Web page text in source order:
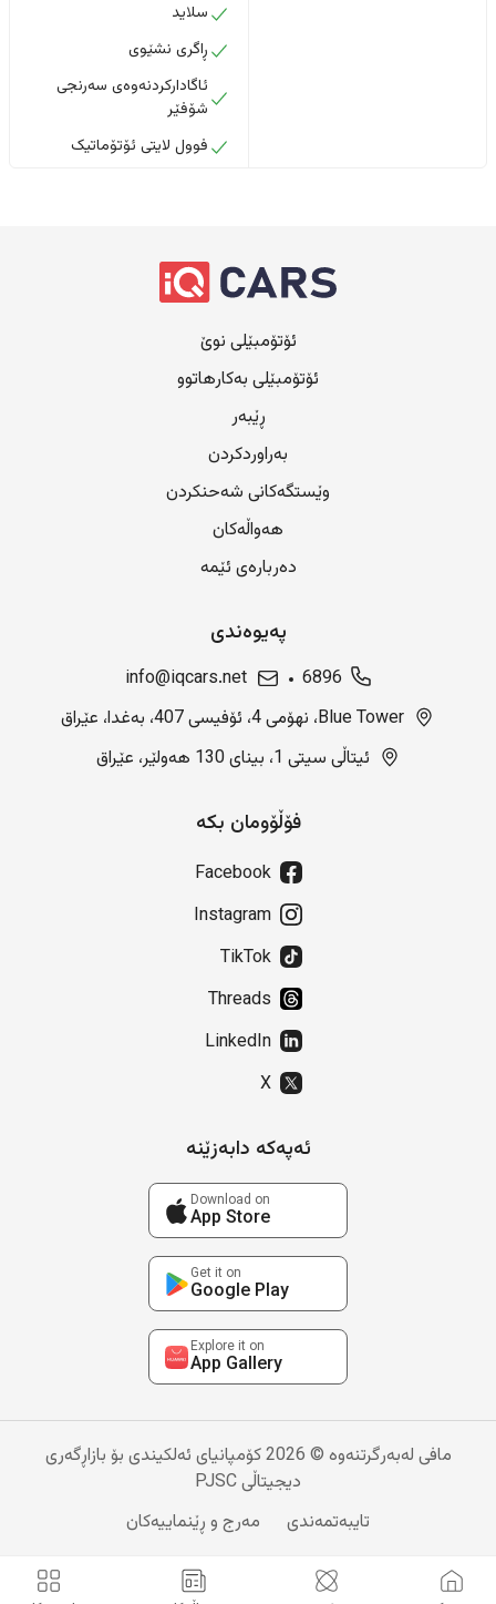
سلاید
ڕاگری نشێوی
ئاگادارکردنەوەی سەرنجی
شۆفێر
فوول لایتی ئۆتۆماتیک
ئۆتۆمبێلی نوێ
ئۆتۆمبێلی بەکارهاتوو
ڕێبەر
بەراوردکردن
وێستگەکانی شەحنکردن
هەواڵەکان
دەربارەی ئێمە
پەیوەندی
6896
info@iqcars.net
Blue Tower، نهۆمی 4، ئۆفیسی 407، بەغدا، عێراق
ئیتاڵی سیتی 1، بینای 130 هەولێر، عێراق
فۆڵۆومان بکە
Facebook
Instagram
TikTok
Threads
LinkedIn
X
ئەپەکە دابەزێنە
Download on
App Store
Get it on
Google Play
Explore it on
App Gallery
مافی لەبەرگرتنەوە © 2026 کۆمپانیای ئەلکیندی بۆ بازاڕگەری
دیجیتاڵی PJSC
تایبەتمەندی
مەرج و ڕێنماییەکان